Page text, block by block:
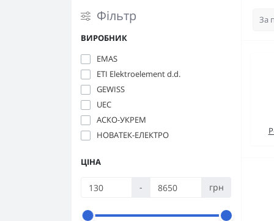
Фільтр
ВИРОБНИК
EMAS
ETI Elektroelement d.d.
GEWISS
UEC
АСКО-УКРЕМ
НОВАТЕК-ЕЛЕКТРО
ЦІНА
- грн